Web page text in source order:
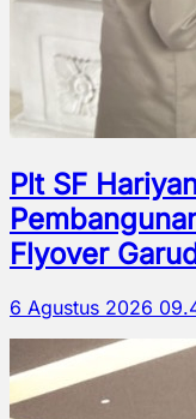
Plt SF
Flyover
6 Agustus 2026